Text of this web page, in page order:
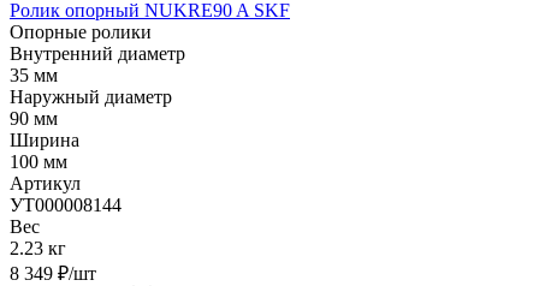
Ролик опорный NUKRE90 A SKF
Опорные ролики
Внутренний диаметр
35 мм
Наружный диаметр
90 мм
Ширина
100 мм
Артикул
УТ000008144
Вес
2.23 кг
8 349 ₽/шт